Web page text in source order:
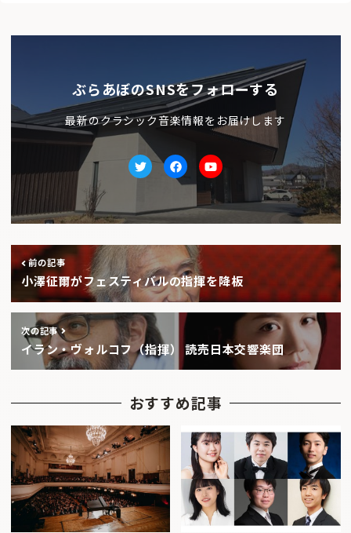
ぶらあぼのSNSをフォローする
最新のクラシック音楽情報をお届けします
TwitterfacebookYoutube
前の記事
小澤征爾がフェスティバルの指揮を降板
次の記事
イラン・ヴォルコフ（指揮） 読売日本交響楽団
おすすめ記事